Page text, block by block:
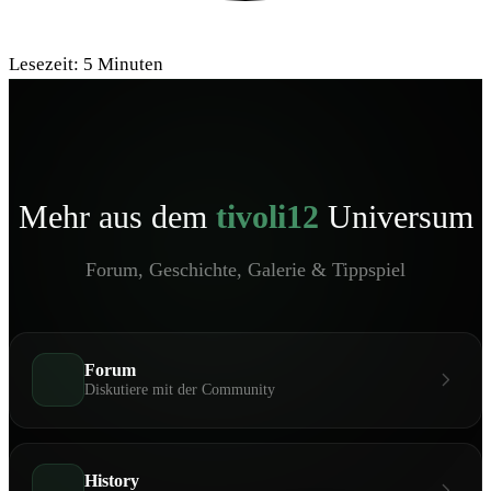
Lesezeit: 5 Minuten
Mehr aus dem tivoli12 Universum
Forum, Geschichte, Galerie & Tippspiel
Forum
Diskutiere mit der Community
History